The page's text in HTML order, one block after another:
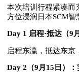
本次培训行程紧凑而
方位浸润日本SCM智
Day 1 启程·抵达（9
启程东瀛，抵达东京
Day 2（9月15日）：